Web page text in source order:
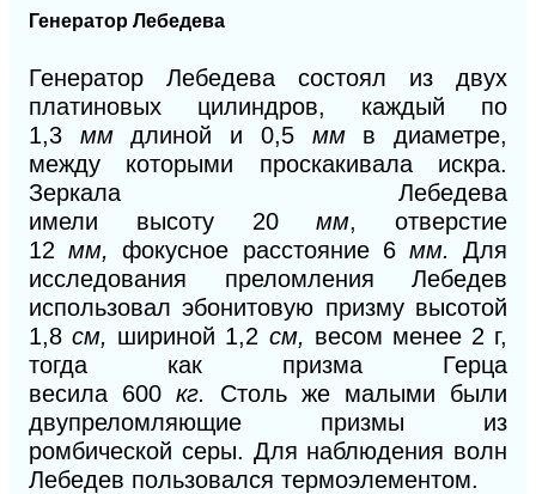
Генератор Лебедева
Генератор Лебедева состоял из двух
платиновых цилиндров, каждый по
1,3 ммдлиной и 0,5 мм в диаметре,
между которыми проскакивала искра.
Зеркала Лебедева
имели высоту 20мм,
отверстие
12мм,фокусное расстояние 6 мм.Для
исследования преломления Лебедев
использовал эбонитовую призму высотой
1,8см, шириной 1,2 см, весом менее 2 г,
тогда как призма Герца
весила 600 кг. Столь же малыми были
двупреломляющие призмы из
ромбической серы. Для наблюдения волн
Лебедев пользовался термоэлементом.